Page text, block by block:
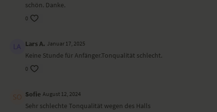
schön. Danke.
0
Lars A. Januar 17, 2025
Keine Stunde für Anfänger.Tonqualität schlecht.
0
Sofie August 12, 2024
Sehr schlechte Tonqualität wegen des Halls